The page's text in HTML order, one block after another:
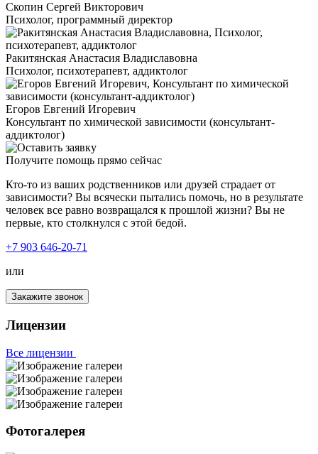
Скопин Сергей Викторович
Психолог, программный директор
Ракитянская Анастасия Владиславовна
Психолог, психотерапевт, аддиктолог
Егоров Евгений Игоревич
Консультант по химической зависимости (консультант-
аддиктолог)
Получите помощь прямо сейчас
Кто-то из ваших родственников или друзей страдает от
зависимости? Вы всячески пытались помочь, но в результате
человек все равно возвращался к прошлой жизни? Вы не
первые, кто столкнулся с этой бедой.
+7 903 646-20-71
или
Закажите звонок
Лицензии
Все лицензии
Фотогалерея